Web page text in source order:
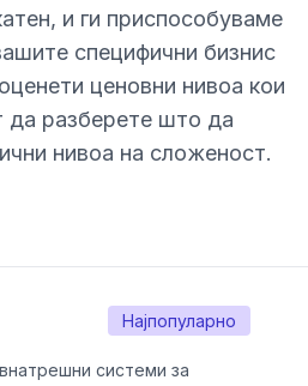
и ги приспособуваме
специфични бизнис
ценовни нивоа кои
да разберете што да
нивоа на сложеност.
Најпопуларно
системи за